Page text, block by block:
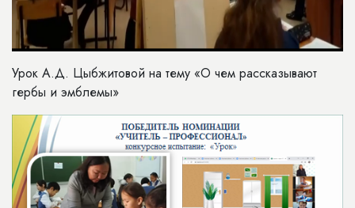
Урок А.Д. Цыбжитовой на тему «О чем рассказывают
гербы и эмблемы»